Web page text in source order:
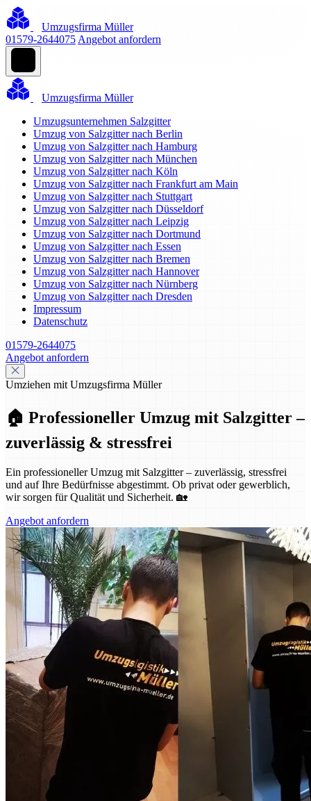
Umzugsfirma Müller
01579-2644075 Angebot anfordern
Umzugsfirma Müller
Umzugsunternehmen Salzgitter
Umzug von Salzgitter nach Berlin
Umzug von Salzgitter nach Hamburg
Umzug von Salzgitter nach München
Umzug von Salzgitter nach Köln
Umzug von Salzgitter nach Frankfurt am Main
Umzug von Salzgitter nach Stuttgart
Umzug von Salzgitter nach Düsseldorf
Umzug von Salzgitter nach Leipzig
Umzug von Salzgitter nach Dortmund
Umzug von Salzgitter nach Essen
Umzug von Salzgitter nach Bremen
Umzug von Salzgitter nach Hannover
Umzug von Salzgitter nach Nürnberg
Umzug von Salzgitter nach Dresden
Impressum
Datenschutz
01579-2644075
Angebot anfordern
Umziehen mit Umzugsfirma Müller
🏠 Professioneller Umzug mit Salzgitter –
zuverlässig & stressfrei
Ein professioneller Umzug mit Salzgitter – zuverlässig, stressfrei
und auf Ihre Bedürfnisse abgestimmt. Ob privat oder gewerblich,
wir sorgen für Qualität und Sicherheit. 🏡
Angebot anfordern